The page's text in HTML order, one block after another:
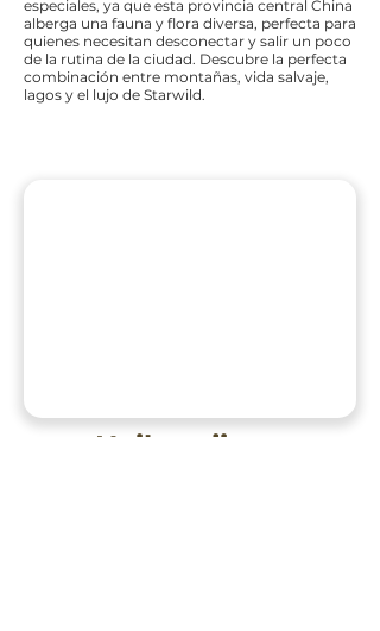
especiales, ya que esta provincia central China
alberga una fauna y flora diversa, perfecta para
quienes necesitan desconectar y salir un poco
de la rutina de la ciudad. Descubre la perfecta
combinación entre montañas, vida salvaje,
lagos y el lujo de Starwild.
Heilongjiang